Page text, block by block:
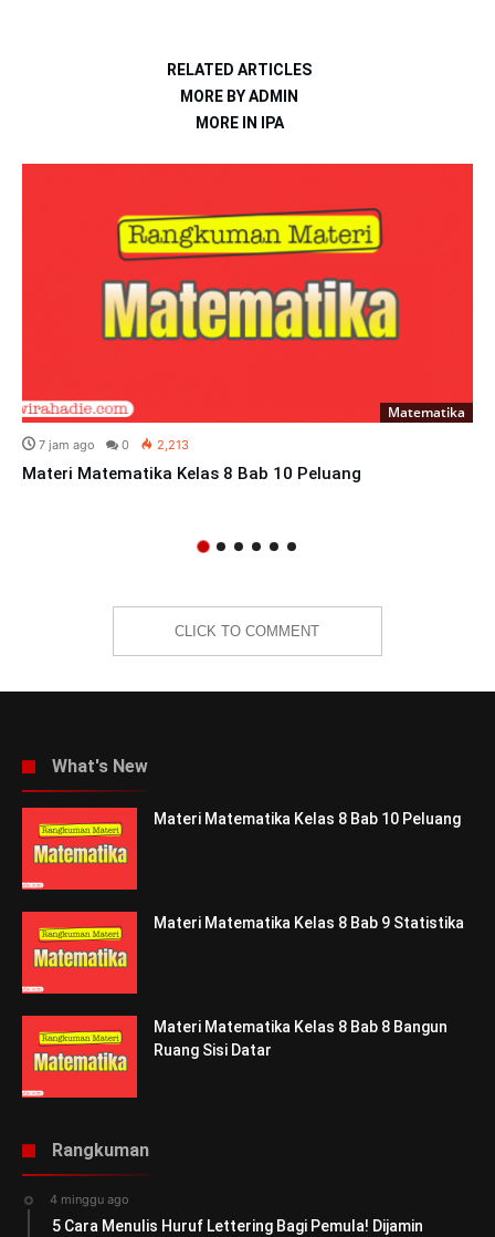
RELATED ARTICLES
MORE BY ADMIN
MORE IN IPA
Matematika
7 jam ago 0 2,213
Materi Matematika Kelas 8 Bab 10 Peluang
CLICK TO COMMENT
What's New
Materi Matematika Kelas 8 Bab 10 Peluang
Materi Matematika Kelas 8 Bab 9 Statistika
Materi Matematika Kelas 8 Bab 8 Bangun
Ruang Sisi Datar
Rangkuman
4 minggu ago
5 Cara Menulis Huruf Lettering Bagi Pemula! Dijamin